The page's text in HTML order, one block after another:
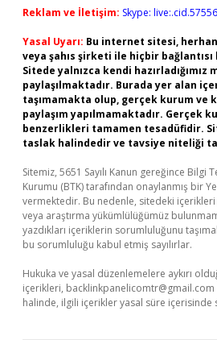
Reklam ve İletişim: Skype:
Yasal Uyarı: Bu internet sitesi,
veya şahıs şirketi ile hiçbir
Sitede yalnızca kendi hazırladığımız
paylaşılmaktadır. Burada yer alan
taşımamakta olup, gerçek kurum ve
paylaşım yapılmamaktadır. Gerçek
benzerlikleri tamamen tesadüfidir.
taslak halindedir ve tavsiye niteliği
Sitemiz, 5651 Sayılı Kanun gereğince Bilgi
Kurumu (BTK) tarafından onaylanmış bir
vermektedir. Bu nedenle, sitedeki
veya araştırma yükümlülüğümüz
yazdıkları içeriklerin sorumluluğunu
bu sorumluluğu kabul etmiş sayılırlar.
Hukuka ve yasal düzenlemelere aykırı
içerikleri, backlinkpanelicomtr@gmail.com
halinde, ilgili içerikler yasal süre içerisinde